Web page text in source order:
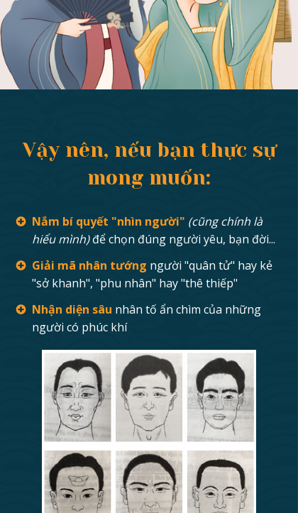
Vậy nên, nếu bạn thực sự
mong muốn:
Nắm bí quyết "nhìn người" (cũng chính là
hiểu mình)để chọn đúng người yêu, bạn đời...
Giải mã nhân tướng người "quân tử" hay kẻ
"sở khanh", "phu nhân" hay "thê thiếp"
Nhận diện sâu nhân tố ẩn chìm của những
người có phúc khí